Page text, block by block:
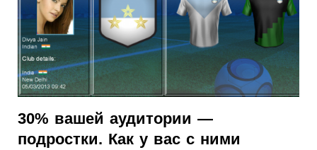
30% вашей аудитории —
подростки. Как у вас с ними